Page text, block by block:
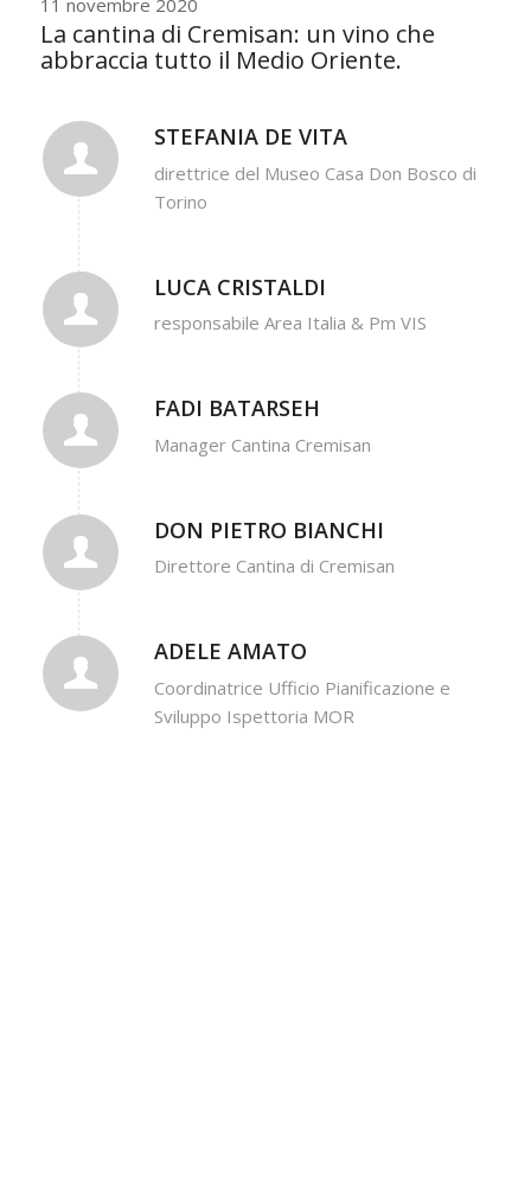
La cantina di Cremisan: un vino che
abbraccia tutto il Medio Oriente.
STEFANIA DE VITA
direttrice del Museo Casa Don Bosco di
Torino
LUCA CRISTALDI
responsabile Area Italia & Pm VIS
FADI BATARSEH
Manager Cantina Cremisan
DON PIETRO BIANCHI
Direttore Cantina di Cremisan
ADELE AMATO
Coordinatrice Ufficio Pianificazione e
Sviluppo Ispettoria MOR